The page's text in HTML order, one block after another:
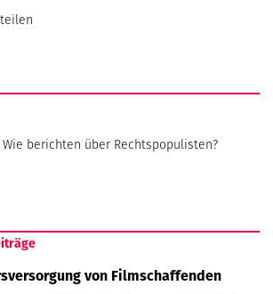
teilen
Wie berichten über Rechtspopulisten?
von Filmschaffenden